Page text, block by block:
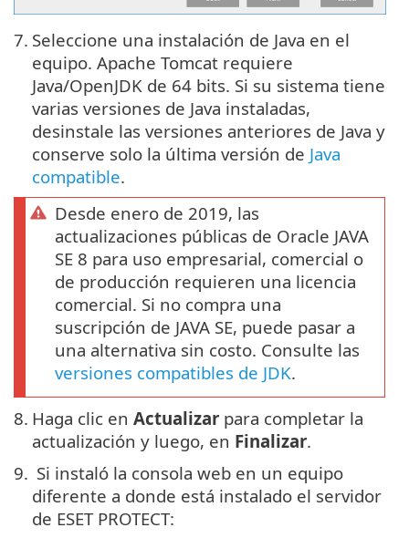
7. Seleccione una instalación de Java en el
equipo. Apache Tomcat requiere
Java/OpenJDK de 64 bits. Si su sistema tiene
varias versiones de Java instaladas,
desinstale las versiones anteriores de Java y
conserve solo la última versión de Java
compatible.
Desde enero de 2019, las
actualizaciones públicas de Oracle JAVA
SE 8 para uso empresarial, comercial o
de producción requieren una licencia
comercial. Si no compra una
suscripción de JAVA SE, puede pasar a
una alternativa sin costo. Consulte las
versiones compatibles de JDK.
8. Haga clic en Actualizar para completar la
actualización y luego, en Finalizar.
9. Si instaló la consola web en un equipo
diferente a donde está instalado el servidor
de ESET PROTECT: